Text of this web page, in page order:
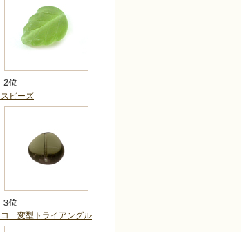
ビーズ
変型トライアングル